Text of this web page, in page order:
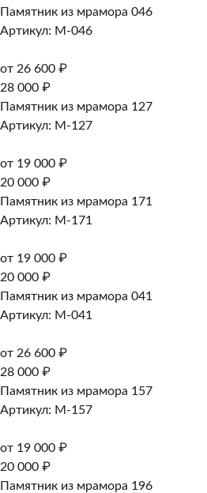
Памятник из мрамора 046
Артикул: M-046
от 26 600 ₽
28 000 ₽
Памятник из мрамора 127
Артикул: M-127
от 19 000 ₽
20 000 ₽
Памятник из мрамора 171
Артикул: M-171
от 19 000 ₽
20 000 ₽
Памятник из мрамора 041
Артикул: M-041
от 26 600 ₽
28 000 ₽
Памятник из мрамора 157
Артикул: M-157
от 19 000 ₽
20 000 ₽
Памятник из мрамора 196